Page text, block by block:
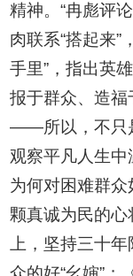
精神。“冉彪评
肉联系“搭起来”
手里”，指出英
报于群众、造
——所以，不只
观察平凡人生
为何对困难群
颗真诚为民的
上，坚持三十